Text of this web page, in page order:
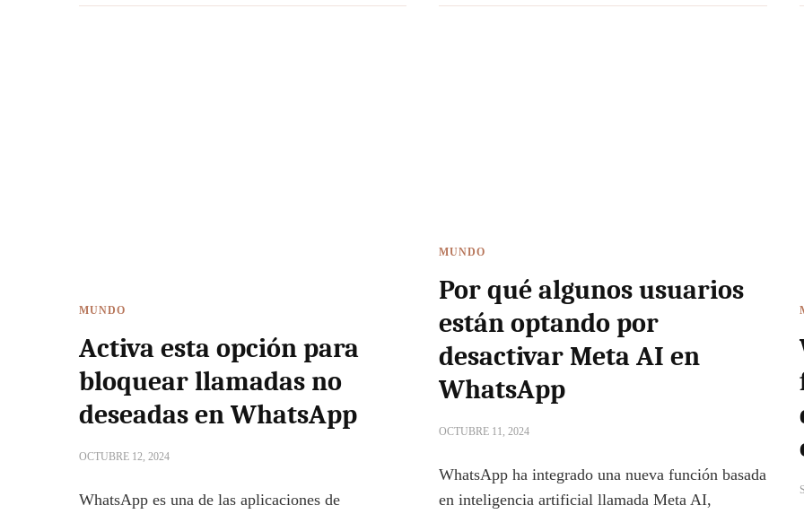
MUNDO
Activa esta opción para
bloquear llamadas no
deseadas en WhatsApp
OCTUBRE 12, 2024
WhatsApp es una de las aplicaciones de
MUNDO
Por qué algunos usuarios
están optando por
desactivar Meta AI en
WhatsApp
OCTUBRE 11, 2024
WhatsApp ha integrado una nueva función basada
en inteligencia artificial llamada Meta AI,